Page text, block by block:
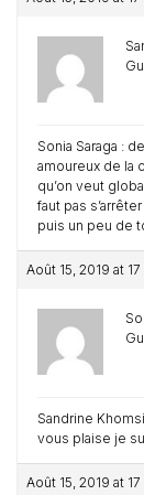
Sonia Saraga :
amoureux de la
qu’on veut
faut pas
puis un peu de
Août 15, 2019 at
Sandrine
vous plaise je
Août 15, 2019 at